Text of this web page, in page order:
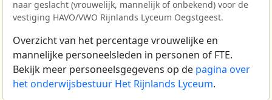
naar geslacht (vrouwelijk, mannelijk of onbekend) voor de
vestiging HAVO/VWO Rijnlands Lyceum Oegstgeest.
Overzicht van het percentage vrouwelijke en
mannelijke personeelsleden in personen of FTE.
Bekijk meer personeelsgegevens op de pagina over
het onderwijsbestuur Het Rijnlands Lyceum.